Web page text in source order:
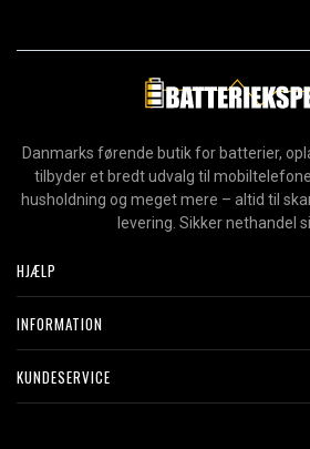
Danmarks førende butik for batterier,
tilbyder et bredt udvalg til
husholdning og meget mere – altid til
levering. Sikker nethandel
HJÆLP
INFORMATION
KUNDESERVICE